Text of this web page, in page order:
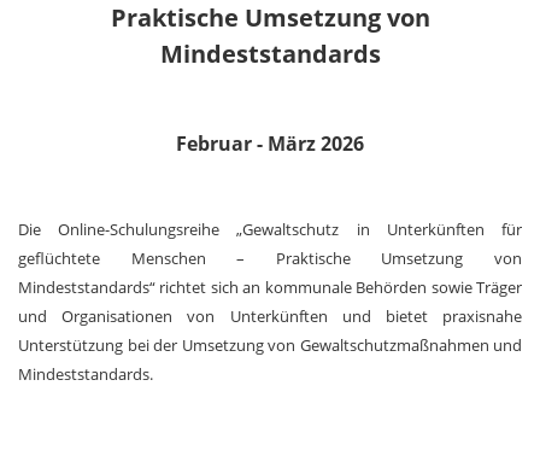
Praktische Umsetzung von
Mindeststandards
Februar - März 2026
Die Online-Schulungsreihe „Gewaltschutz in Unterkünften für
geflüchtete Menschen – Praktische Umsetzung von
Mindeststandards“ richtet sich an kommunale Behörden sowie Träger
und Organisationen von Unterkünften und bietet praxisnahe
Unterstützung bei der Umsetzung von Gewaltschutzmaßnahmen und
Mindeststandards.